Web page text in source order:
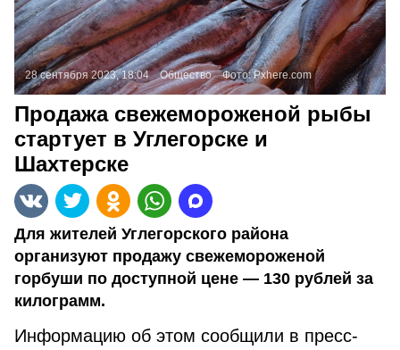
28 сентября 2023, 18:04 Общество Фото:Pxhere.com
Продажа свежемороженой рыбы
стартует в Углегорске и
Шахтерске
Для жителей Углегорского района
организуют продажу свежемороженой
горбуши по доступной цене — 130 рублей за
килограмм.
Информацию об этом сообщили в пресс-